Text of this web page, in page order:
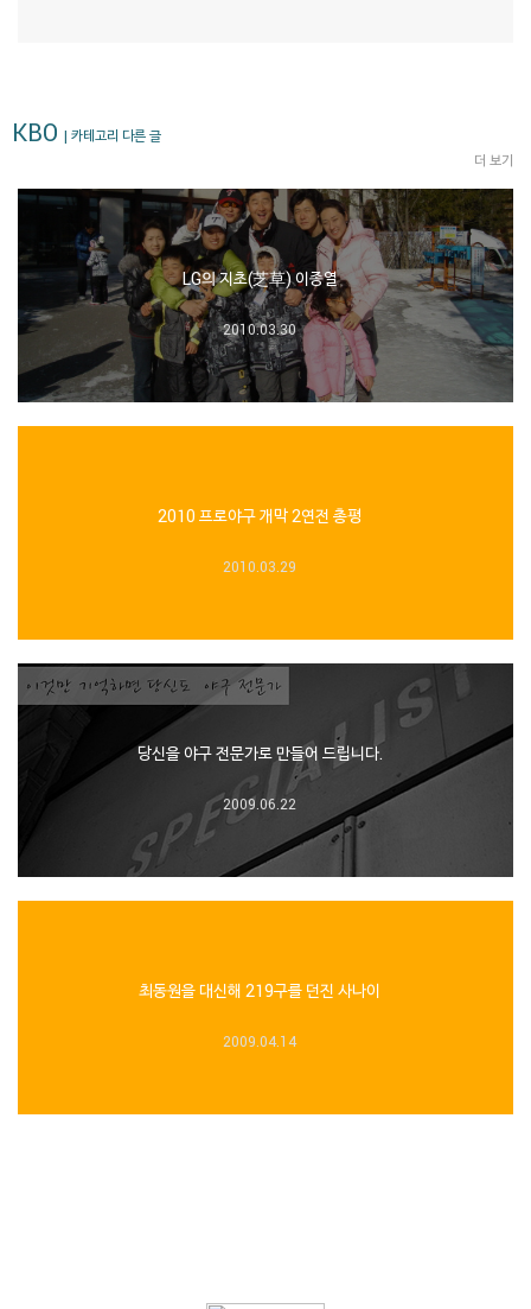
KBO | 카테고리 다른 글
더 보기
LG의 지초(芝草) 이종열
2010.03.30
2010 프로야구 개막 2연전 총평
2010.03.29
당신을 야구 전문가로 만들어 드립니다.
2009.06.22
최동원을 대신해 219구를 던진 사나이
2009.04.14